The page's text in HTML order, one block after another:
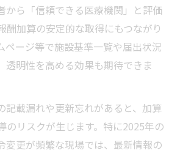
から「信頼できる医療機関」と評価
酬加算の安定的な取得にもつながり
ページ等で施設基準一覧や届出状況
透明性を高める効果も期待できま
記載漏れや更新忘れがあると、加算
のリスクが生じます。特に2025年の
変更が頻繁な現場では、最新情報の